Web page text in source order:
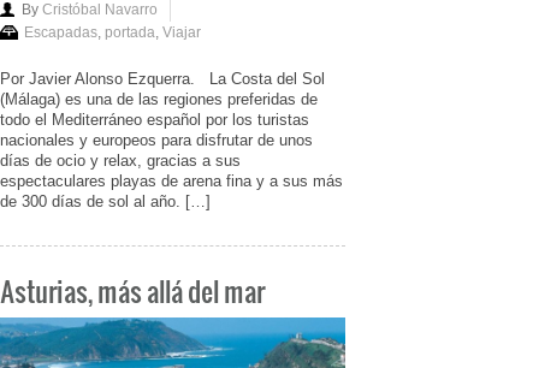
By Cristóbal Navarro
Escapadas, portada, Viajar
Por Javier Alonso Ezquerra. La Costa del Sol
(Málaga) es una de las regiones preferidas de
todo el Mediterráneo español por los turistas
nacionales y europeos para disfrutar de unos
días de ocio y relax, gracias a sus
espectaculares playas de arena fina y a sus más
de 300 días de sol al año. […]
Asturias, más allá del mar